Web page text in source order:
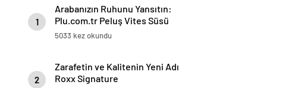
1
Arabanızın Ruhunu Yansıtın:
Plu.com.tr Peluş Vites Süsü
Modelleri
5033 kez okundu
2
Zarafetin ve Kalitenin Yeni Adı
Roxx Signature